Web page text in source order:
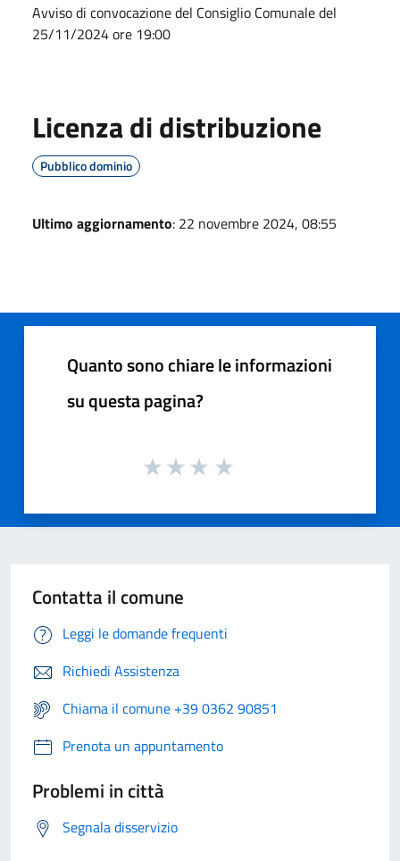
Avviso di convocazione del Consiglio Comunale del
25/11/2024 ore 19:00
Licenza di distribuzione
Pubblico dominio
Ultimo aggiornamento: 22 novembre 2024, 08:55
Quanto sono chiare le informazioni
su questa pagina?
Contatta il comune
Leggi le domande frequenti
Richiedi Assistenza
Chiama il comune +39 0362 90851
Prenota un appuntamento
Problemi in città
Segnala disservizio